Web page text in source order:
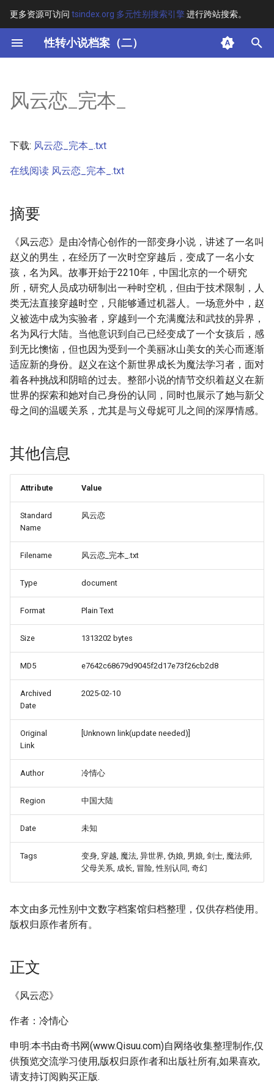
更多资源可访问 tsindex.org 多元性别搜索引擎进行跨站搜索。
性转小说档案（二）
键
开
搜
索
其他信息
正文
风云恋_完本_
下载: 风云恋_完本_.txt
在线阅读 风云恋_完本_.txt
摘要
《风云恋》是由冷情心创作的一部变身小说，讲述了一名叫
赵义的男生，在经历了一次时空穿越后，变成了一名小女
孩，名为风。故事开始于2210年，中国北京的一个研究
所，研究人员成功研制出一种时空机，但由于技术限制，人
类无法直接穿越时空，只能够通过机器人。一场意外中，赵
义被选中成为实验者，穿越到一个充满魔法和武技的异界，
名为风行大陆。当他意识到自己已经变成了一个女孩后，感
到无比懊恼，但也因为受到一个美丽冰山美女的关心而逐渐
适应新的身份。赵义在这个新世界成长为魔法学习者，面对
着各种挑战和阴暗的过去。整部小说的情节交织着赵义在新
世界的探索和她对自己身份的认同，同时也展示了她与新父
母之间的温暖关系，尤其是与义母妮可儿之间的深厚情感。
其他信息
Attribute Value
Standard
Name
风云恋
Filename 风云恋_完本_.txt
Type document
Format Plain Text
Size 1313202 bytes
MD5 e7642c68679d9045f2d17e73f26cb2d8
Archived
Date
2025-02-10
Original
Link
[Unknown link(update needed)]
Author 冷情心
Region 中国大陆
Date 未知
Tags
变身, 穿越, 魔法, 异世界, 伪娘, 男娘, 剑士, 魔法师,
父母关系, 成长, 冒险, 性别认同, 奇幻
本文由多元性别中文数字档案馆归档整理，仅供存档使用。
版权归原作者所有。
正文
《风云恋》
作者：冷情心
申明:本书由奇书网(www.Qisuu.com)自网络收集整理制作,仅
供预览交流学习使用,版权归原作者和出版社所有,如果喜欢,
请支持订阅购买正版.